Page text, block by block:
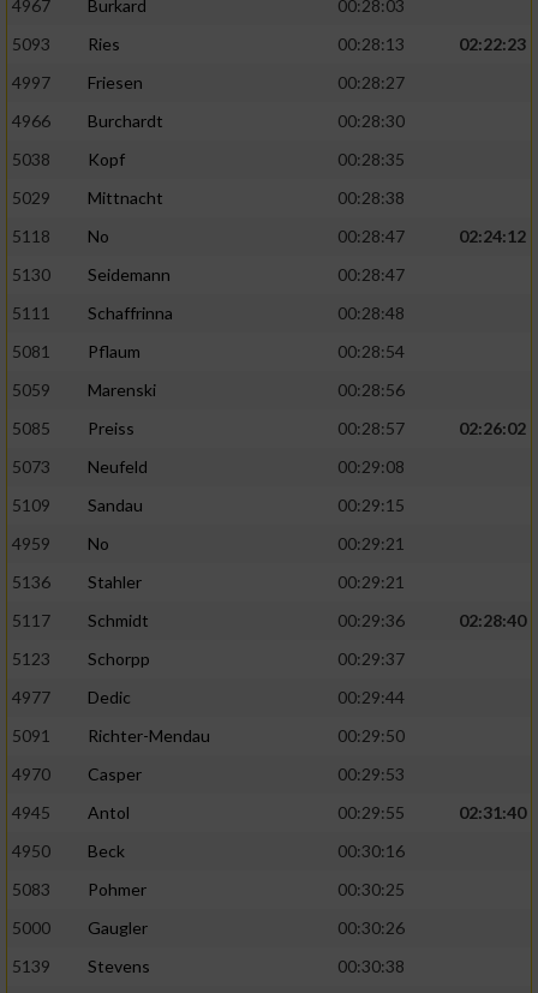
4967 Burkard
00:28:03
5093
Ries 00:28:13
02:22:23
4997
Friesen
00:28:27
4966
Burchardt
00:28:30
5038
Kopf
00:28:35
5029
Mittnacht
00:28:38
5118
No 00:28:47
02:24:12
5130
Seidemann
00:28:47
5111
Schaffrinna
00:28:48
5081
Pflaum
00:28:54
5059
Marenski
00:28:56
5085
Preiss 00:28:57
02:26:02
5073
Neufeld
00:29:08
5109
Sandau
00:29:15
4959
No
00:29:21
5136
Stahler
00:29:21
5117
Schmidt 00:29:36
02:28:40
5123
Schorpp
00:29:37
4977
Dedic
00:29:44
5091
Richter-Mendau
00:29:50
4970
Casper
00:29:53
4945
Antol 00:29:55
02:31:40
4950
Beck
00:30:16
5083
Pohmer
00:30:25
5000
Gaugler
00:30:26
5139
Stevens
00:30:38